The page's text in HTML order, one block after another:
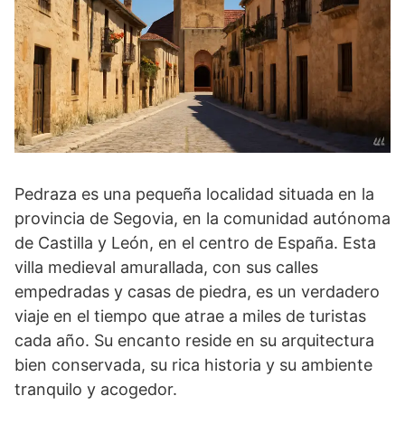
Pedraza es una pequeña localidad situada en la
provincia de Segovia, en la comunidad autónoma
de Castilla y León, en el centro de España. Esta
villa medieval amurallada, con sus calles
empedradas y casas de piedra, es un verdadero
viaje en el tiempo que atrae a miles de turistas
cada año. Su encanto reside en su arquitectura
bien conservada, su rica historia y su ambiente
tranquilo y acogedor.